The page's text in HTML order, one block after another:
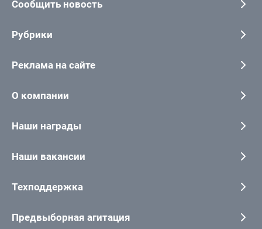
Сообщить новость
Рубрики
Реклама на сайте
О компании
Наши награды
Наши вакансии
Техподдержка
Предвыборная агитация